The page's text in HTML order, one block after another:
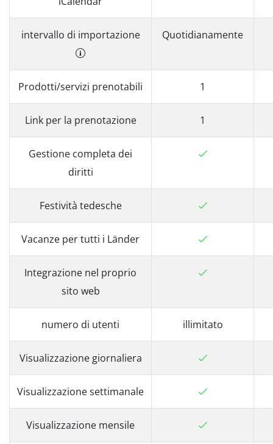
intervallo di importazione Quotidianamente
Prodotti/servizi prenotabili 1
Link per la prenotazione 1
Gestione completa dei
diritti
Festività tedesche
Vacanze per tutti i Länder
Integrazione nel proprio
sito web
numero di utenti illimitato
Visualizzazione giornaliera
Visualizzazione settimanale
Visualizzazione mensile